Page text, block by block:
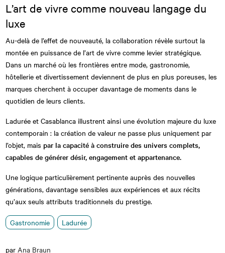
L’art de vivre comme nouveau langage du
luxe
Au-delà de l’effet de nouveauté, la collaboration révèle surtout la
montée en puissance de l’art de vivre comme levier stratégique.
Dans un marché où les frontières entre mode, gastronomie,
hôtellerie et divertissement deviennent de plus en plus poreuses, les
marques cherchent à occuper davantage de moments dans le
quotidien de leurs clients.
Ladurée et Casablanca illustrent ainsi une évolution majeure du luxe
contemporain : la création de valeur ne passe plus uniquement par
l’objet, mais par la capacité à construire des univers complets,
capables de générer désir, engagement et appartenance.
Une logique particulièrement pertinente auprès des nouvelles
générations, davantage sensibles aux expériences et aux récits
qu’aux seuls attributs traditionnels du prestige.
Gastronomie Ladurée
parAna Braun